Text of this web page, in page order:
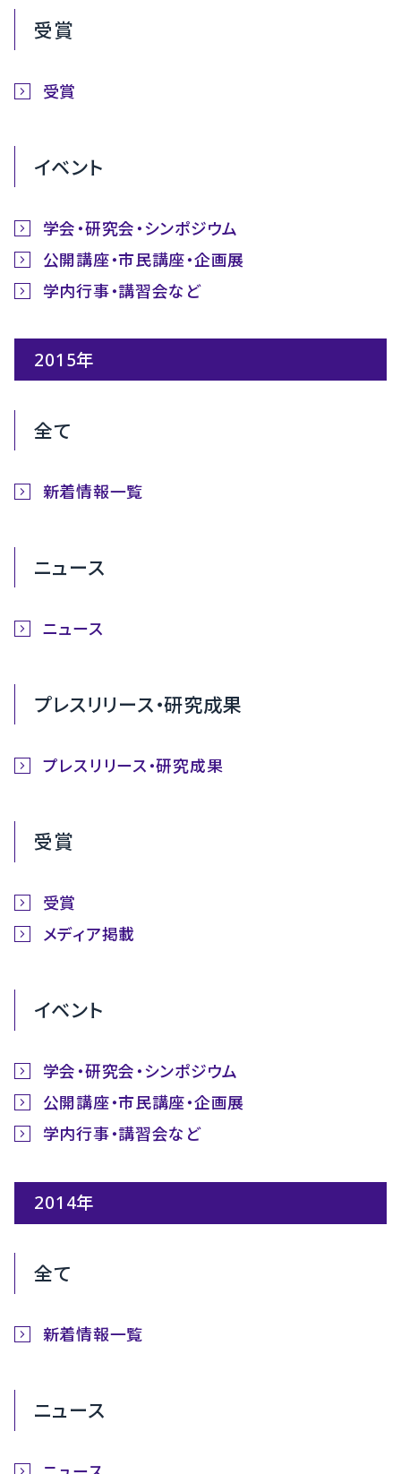
受賞
受賞
イベント
学会・研究会・シンポジウム
公開講座・市民講座・企画展
学内行事・講習会など
2015年
全て
新着情報一覧
ニュース
ニュース
プレスリリース・研究成果
プレスリリース・研究成果
受賞
受賞
メディア掲載
イベント
学会・研究会・シンポジウム
公開講座・市民講座・企画展
学内行事・講習会など
2014年
全て
新着情報一覧
ニュース